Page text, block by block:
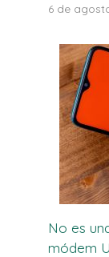
6 de
No es
módem